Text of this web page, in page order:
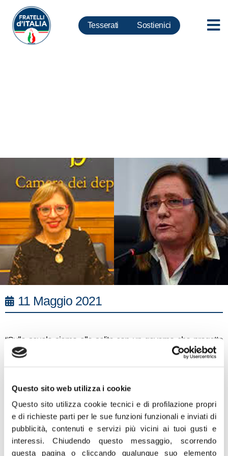
Questo sito web utilizza i cookie
Questo sito utilizza cookie tecnici e di profilazione propri
e di richieste parti per le sue funzioni funzionali e inviati di
pubblicità, contenuti e servizi più vicini ai tuoi gusti e
interessi.Chiudendo questo messaggio, scorrendo
questa pagina o cliccando qualunque suo elemento
Tesserati Sostienici
11 Maggio 2021
“Sulla scuola siamo alle solite con un governo che progetta
senza tenere conto delle forze a disposizione, assolutamente
irrilevanti rispetto a un programma ‘titanico’, sproporzionato
portare”. Sappiamo che la scuola deve fare in fretta perchè la
data per aderire ai finanziamenti Pon sta per scadere e per
allora tutto deve essere pronto. Ma il ‘Piano Estate’ rischia di
rivelarsi un flop proprio perché organicamente non
commisurato all’impegno che prevede. E l’allarme arriva
proprio dai dirigenti scolastici, in sofferenza per la carenza di
personale amministrativo, specie al sud. Si continua a parlare